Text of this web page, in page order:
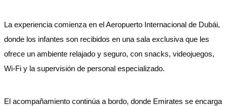
La experiencia comienza en el Aeropuerto Internacional de Dubái,
donde los infantes son recibidos en una sala exclusiva que les
ofrece un ambiente relajado y seguro, con snacks, videojuegos,
Wi-Fi y la supervisión de personal especializado.
El acompañamiento continúa a bordo, donde Emirates se encarga